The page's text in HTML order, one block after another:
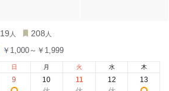
19 人 208 人
￥1,000～￥1,999
日
9
月
10
火
11
水
12
木
13